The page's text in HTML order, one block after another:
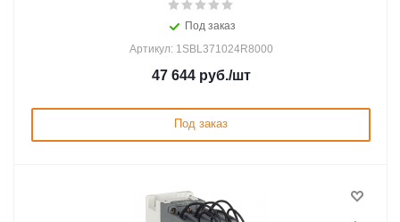
Под заказ
Артикул: 1SBL371024R8000
47 644руб./шт
Под заказ